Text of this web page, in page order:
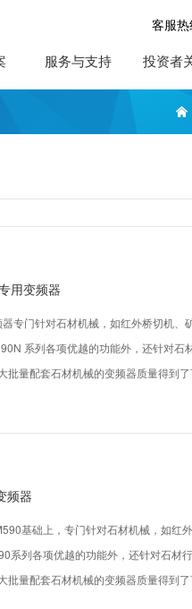
客服热
服务与支持 投资者
用变频器
专门针对石材机械，如红外桥切机、
系列各项优越的功能外，还针对
批量配套石材机械的变频器质量得到了
频器
基础上，专门针对石材机械，如红
系列各项优越的功能外，还针对石材
批量配套石材机械的变频器质量得到